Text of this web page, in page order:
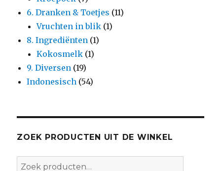
6. Dranken & Toetjes (11)
Vruchten in blik (1)
8. Ingrediënten (1)
Kokosmelk (1)
9. Diversen (19)
Indonesisch (54)
ZOEK PRODUCTEN UIT DE WINKEL
Zoeken